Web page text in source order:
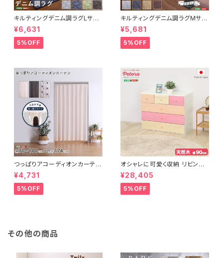
キルティングデニム調ラグLサイ
ズ(190x240cm)オールシーズ
ン、滑り止め付き、手洗い対応【D
erid-デリッド-】 DRG-L
¥6,631
5%OFF
キルティングデニム調ラグMサイ
ズ(185x185cm)オールシーズ
ン、滑り止め付き、手洗い対応【D
erid-デリッド-】 DRG-M
¥5,681
5%OFF
つっぱりアコーディオンカーテ
ン 100×174cm SH-16-TA
DC
¥4,731
5%OFF
オシャレに可愛く収納 リビング
用ローチェスト 4段 幅90cm
天然木（桐）日本製｜petora-
ペトラ- SH-08-PTR90
¥28,405
5%OFF
その他の商品